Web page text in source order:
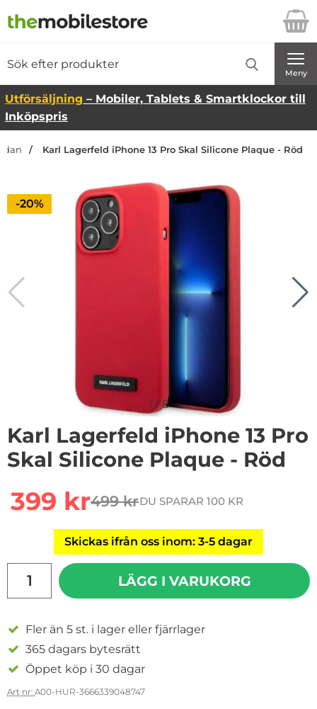
Startsidan för Danira Telecom AB
Meny
Utförsäljning – Mobiler, Tablets & Smartklockor till
Inköpspris
Karl Lagerfeld iPhone 13 Pro Skal Silicone Plaque - Röd
Priset är nedsatt med
-20%
1 /8
Karl Lagerfeld iPhone 13 Pro
Skal Silicone Plaque - Röd
rea pris
399 krtidigare pris
499 krDU SPARAR 100 KR
Skickas ifrån oss inom: 3-5 dagar
LÄGG I VARUKORG
Fler än 5 st. i lager eller fjärrlager
365 dagars bytesrätt
Öppet köp i 30 dagar
Art nr: A00-HUR-3666339048747